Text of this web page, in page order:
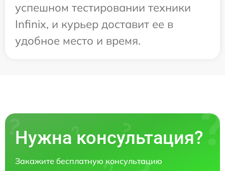
успешном тестировании техники
Infinix, и курьер доставит ее в
удобное место и время.
Нужна консультация?
Закажите бесплатную консультацию